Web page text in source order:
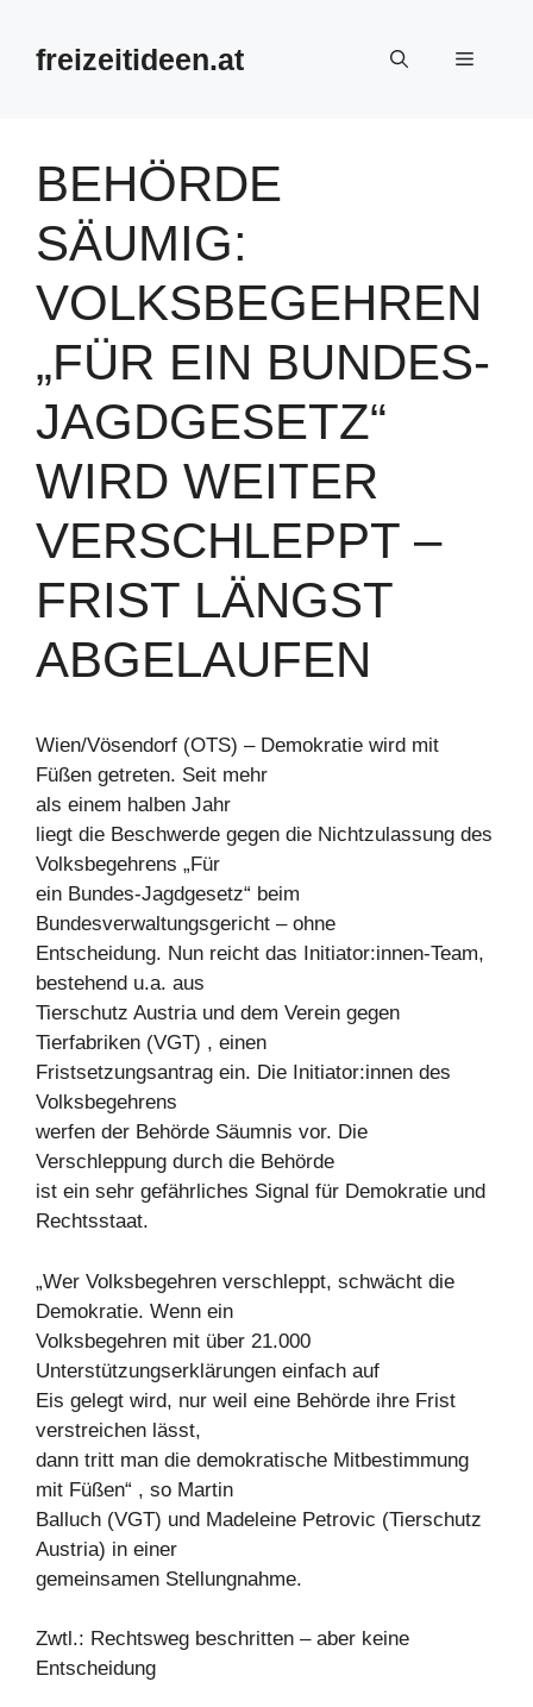
Inhalt
springenfreizeitideen.at Menü
BEHÖRDE
SÄUMIG:
VOLKSBEGEHREN
„FÜR EIN BUNDES-
JAGDGESETZ“
WIRD WEITER
VERSCHLEPPT –
FRIST LÄNGST
ABGELAUFEN
Wien/Vösendorf (OTS) – Demokratie wird mit
Füßen getreten. Seit mehr
als einem halben Jahr
liegt die Beschwerde gegen die Nichtzulassung des
Volksbegehrens „Für
ein Bundes-Jagdgesetz“ beim
Bundesverwaltungsgericht – ohne
Entscheidung. Nun reicht das Initiator:innen-Team,
bestehend u.a. aus
Tierschutz Austria und dem Verein gegen
Tierfabriken (VGT) , einen
Fristsetzungsantrag ein. Die Initiator:innen des
Volksbegehrens
werfen der Behörde Säumnis vor. Die
Verschleppung durch die Behörde
ist ein sehr gefährliches Signal für Demokratie und
Rechtsstaat.
„Wer Volksbegehren verschleppt, schwächt die
Demokratie. Wenn ein
Volksbegehren mit über 21.000
Unterstützungserklärungen einfach auf
Eis gelegt wird, nur weil eine Behörde ihre Frist
verstreichen lässt,
dann tritt man die demokratische Mitbestimmung
mit Füßen“ , so Martin
Balluch (VGT) und Madeleine Petrovic (Tierschutz
Austria) in einer
gemeinsamen Stellungnahme.
Zwtl.: Rechtsweg beschritten – aber keine
Entscheidung